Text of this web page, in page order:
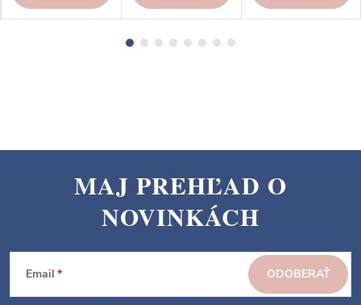
p
MAJ PREHĽAD O
NOVINKÁCH
Email ODOBERAŤ